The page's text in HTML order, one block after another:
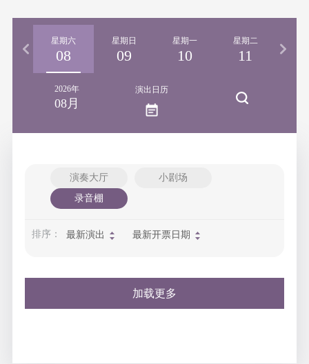
星期六
08
星期日
09
星期一
10
星期二
11
2026年
08月
演出日历
演奏大厅
小剧场
录音棚
排序： 最新演出 最新开票日期
加载更多